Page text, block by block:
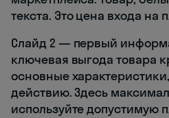
текста. Это цена входа на
Слайд 2 — первый
ключевая выгода товара
основные
действию. Здесь
используйте допустимую